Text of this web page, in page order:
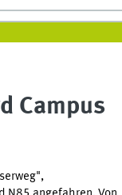
Campus